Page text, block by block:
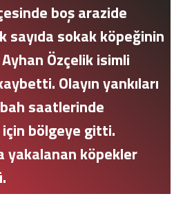
boş arazide
sayıda sokak köpeğinin
Özçelik isimli
Olayın yankıları
saatlerinde
bölgeye gitti.
yakalanan köpekler